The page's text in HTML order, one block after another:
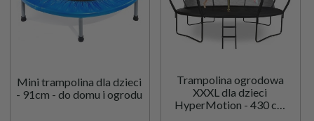
Mini trampolina dla dzieci
- 91cm - do domu i ogrodu
Trampolina ogrodowa
XXXL dla dzieci
HyperMotion - 430 cm